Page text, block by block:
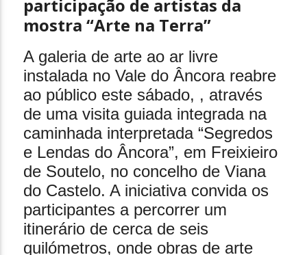
participação de artistas da
mostra “Arte na Terra”
A galeria de arte ao ar livre
instalada no Vale do Âncora reabre
ao público este sábado, , através
de uma visita guiada integrada na
caminhada interpretada “Segredos
e Lendas do Âncora”, em Freixieiro
de Soutelo, no concelho de Viana
do Castelo. A iniciativa convida os
participantes a percorrer um
itinerário de cerca de seis
quilómetros, onde obras de arte